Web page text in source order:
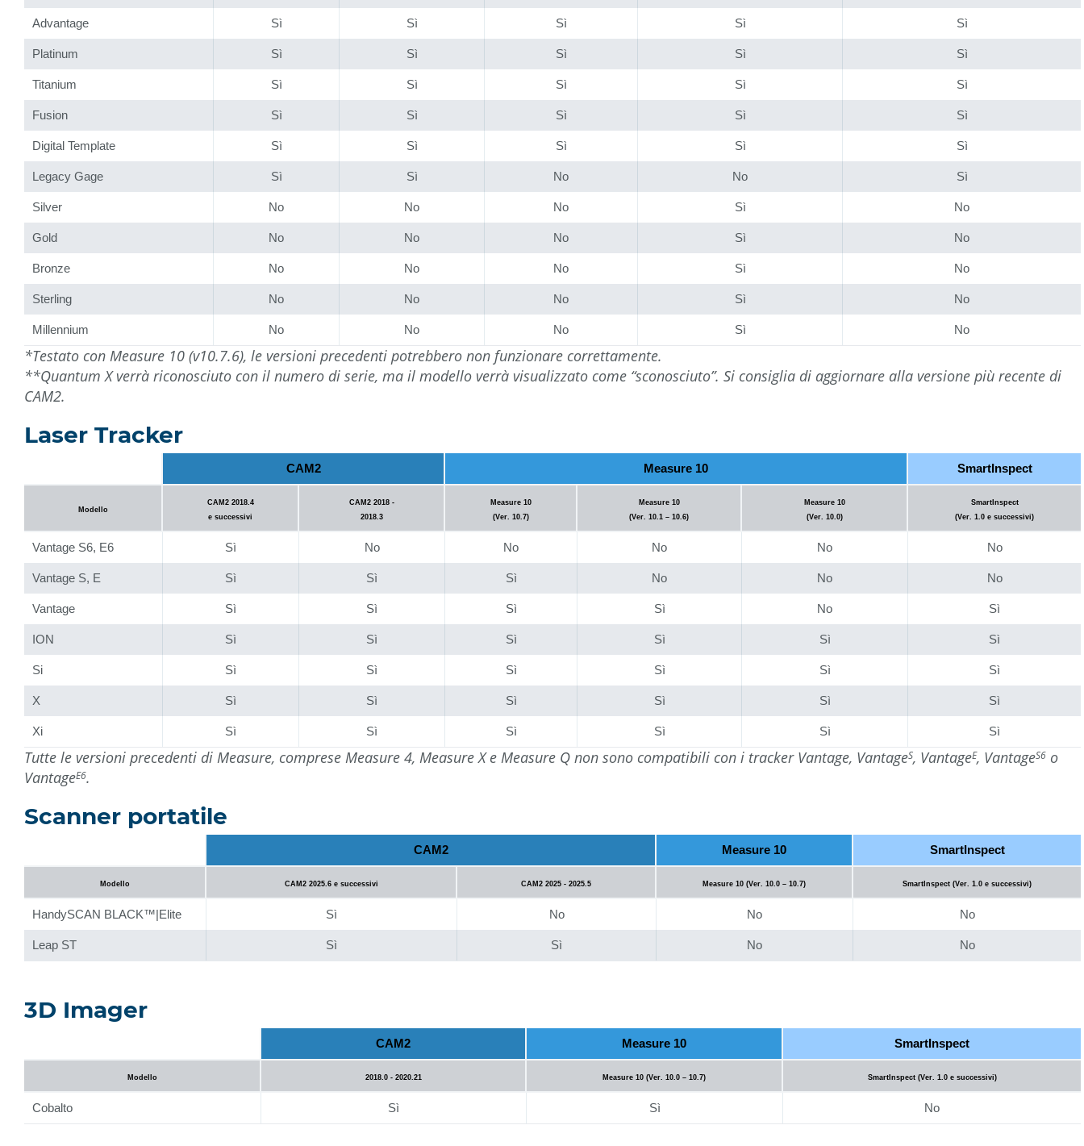
Advantage Sì Sì Sì Sì Sì
Platinum Sì Sì Sì Sì Sì
Titanium Sì Sì Sì Sì Sì
Fusion Sì Sì Sì Sì Sì
Digital Template Sì Sì Sì Sì Sì
Legacy Gage Sì Sì No No Sì
Silver No No No Sì No
Gold No No No Sì No
Bronze No No No Sì No
Sterling No No No Sì No
Millennium No No No Sì No
*Testato con Measure 10 (v10.7.6), le versioni precedenti potrebbero non funzionare correttamente.
**Quantum X verrà riconosciuto con il numero di serie, ma il modello verrà visualizzato come “sconosciuto”. Si consiglia di aggiornare alla versione più recente di
CAM2.
Laser Tracker
CAM2 Measure 10 SmartInspect
Modello
CAM2 2018.4
e successivi
CAM2 2018 -
2018.3
Measure 10
(Ver. 10.7)
Measure 10
(Ver. 10.1 – 10.6)
Measure 10
(Ver. 10.0)
SmartInspect
(Ver. 1.0 e successivi)
Vantage S6, E6 Sì No No No No No
Vantage S, E Sì Sì Sì No No No
Vantage Sì Sì Sì Sì No Sì
ION Sì Sì Sì Sì Sì Sì
Si Sì Sì Sì Sì Sì Sì
X Sì Sì Sì Sì Sì Sì
Xi Sì Sì Sì Sì Sì Sì
Tutte le versioni precedenti di Measure, comprese Measure 4, Measure X e Measure Q non sono compatibili con i tracker Vantage, VantageS, VantageE, VantageS6 o
VantageE6.
Scanner portatile
CAM2 Measure 10 SmartInspect
Modello CAM2 2025.6 e successivi CAM2 2025 - 2025.5 Measure 10 (Ver. 10.0 – 10.7) SmartInspect (Ver. 1.0 e successivi)
HandySCAN BLACK™|Elite Sì No No No
Leap ST Sì Sì No No
3D Imager
CAM2 Measure 10 SmartInspect
Modello 2018.0 - 2020.21 Measure 10 (Ver. 10.0 – 10.7) SmartInspect (Ver. 1.0 e successivi)
Cobalto Sì Sì No